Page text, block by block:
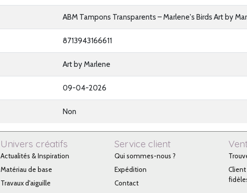
ABM Tampons Transparents – Marlene's Birds Art by
8713943166611
Art by Marlene
09-04-2026
Non
Univers créatifs
Actualités & Inspiration
Matériau de base
Travaux d'aiguille
Service client
Qui sommes-nous ?
Expédition
Contact
Client